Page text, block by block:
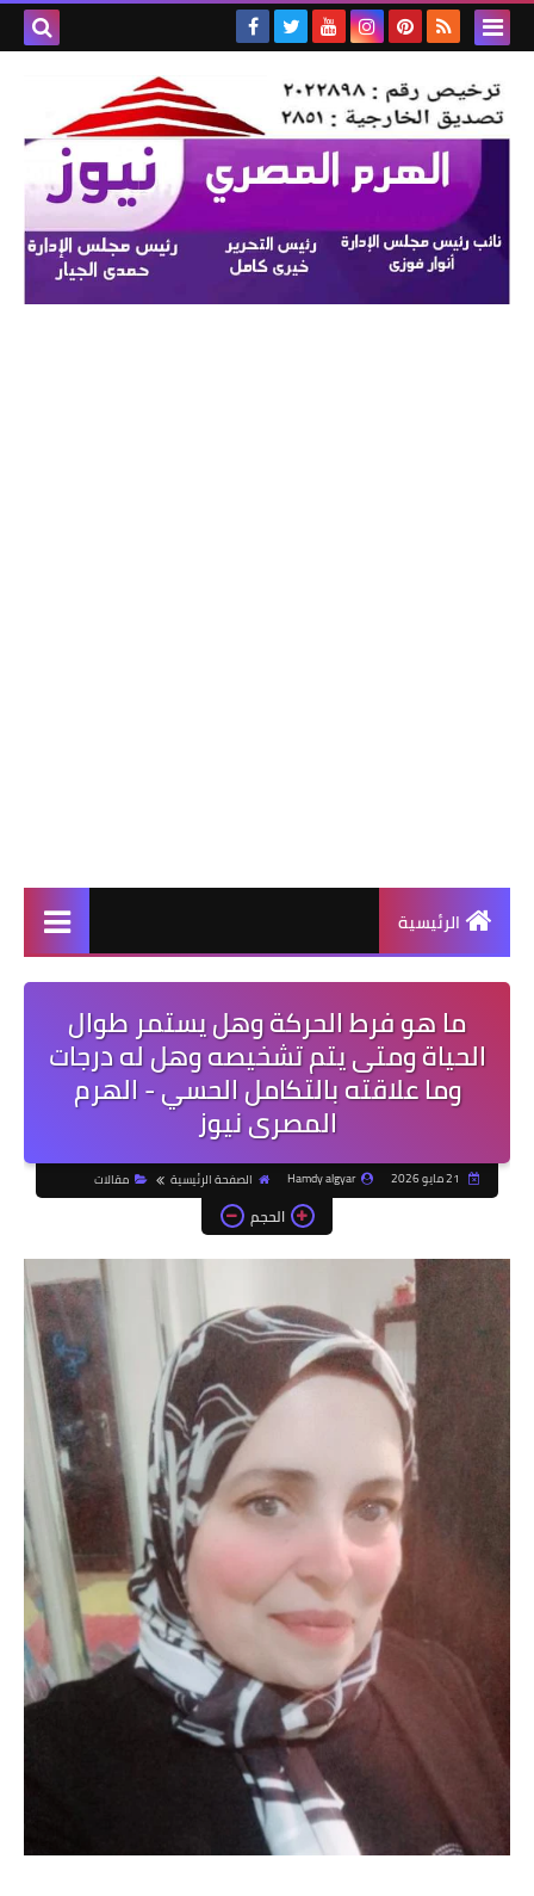
الرئيسية
ما هو فرط الحركة وهل يستمر طوال
الحياة ومتى يتم تشخيصه وهل له درجات
وما علاقته بالتكامل الحسي - الهرم
المصرى نيوز
Hamdy algyar الصفحة الرئيسية مقالات
الحجم